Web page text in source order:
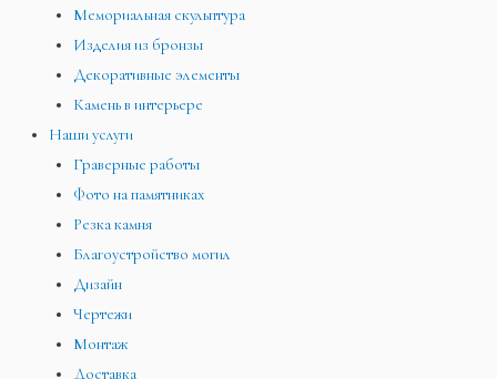
Мемориальная скульптура
Изделия из бронзы
Декоративные элементы
Камень в интерьере
Наши услуги
Граверные работы
Фото на памятниках
Резка камня
Благоустройство могил
Дизайн
Чертежи
Монтаж
Доставка